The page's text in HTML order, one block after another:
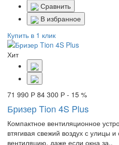
Сравнить
В избранное
Купить в 1 клик
Хит
71 990 Р 84 300 Р - 15 %
Бризер Tion 4S Plus
Компактное вентиляционное
втягивая свежий воздух с улицы
вентиляцию, даже если окна за..